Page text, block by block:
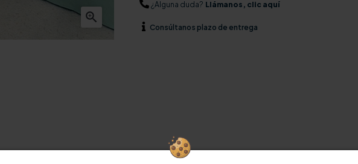

¿Alguna duda? Llámanos, clic aquí
Consúltanos plazo de entrega